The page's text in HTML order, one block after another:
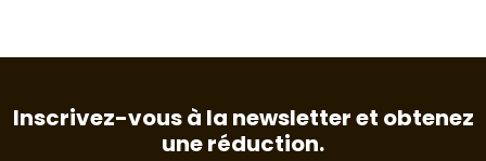
Inscrivez-vous à la newsletter et obtenez
une réduction.